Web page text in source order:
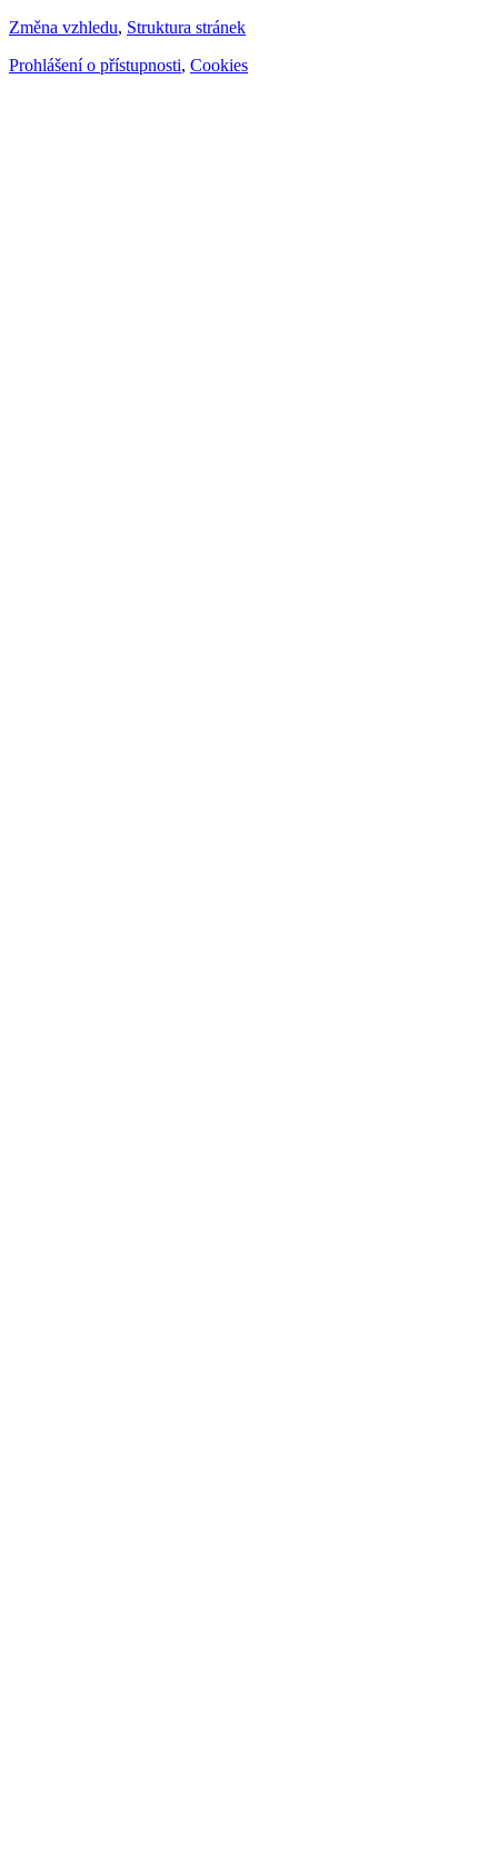
Změna vzhledu, Struktura stránek
Prohlášení o přístupnosti, Cookies